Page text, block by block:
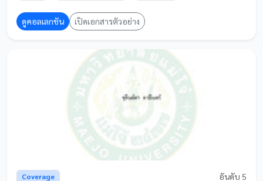
ดูคอลเลกชัน เปิดเอกสารตัวอย่าง
Coverage อันดับ 5